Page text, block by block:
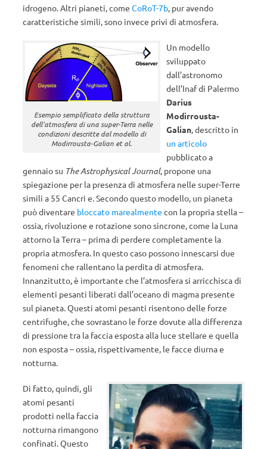
idrogeno. Altri pianeti, come CoRoT-7b, pur avendo
caratteristiche simili, sono invece privi di atmosfera.
Esempio semplificato della struttura
dell’atmosfera di una super-Terra nelle
condizioni descritte dal modello di
Modirrousta-Galian et al.
Un modello
sviluppato
dall’astronomo
dell’Inaf di Palermo
Darius
Modirrousta-
Galian, descritto in
un articolo
pubblicato a
gennaio su The Astrophysical Journal, propone una
spiegazione per la presenza di atmosfera nelle super-Terre
simili a 55 Cancri e. Secondo questo modello, un pianeta
può diventare bloccato marealmente con la propria stella –
ossia, rivoluzione e rotazione sono sincrone, come la Luna
attorno la Terra – prima di perdere completamente la
propria atmosfera. In questo caso possono innescarsi due
fenomeni che rallentano la perdita di atmosfera.
Innanzitutto, è importante che l’atmosfera si arricchisca di
elementi pesanti liberati dall’oceano di magma presente
sul pianeta. Questi atomi pesanti risentono delle forze
centrifughe, che sovrastano le forze dovute alla differenza
di pressione tra la faccia esposta alla luce stellare e quella
non esposta – ossia, rispettivamente, le facce diurna e
notturna.
Di fatto, quindi, gli
atomi pesanti
prodotti nella faccia
notturna rimangono
confinati. Questo